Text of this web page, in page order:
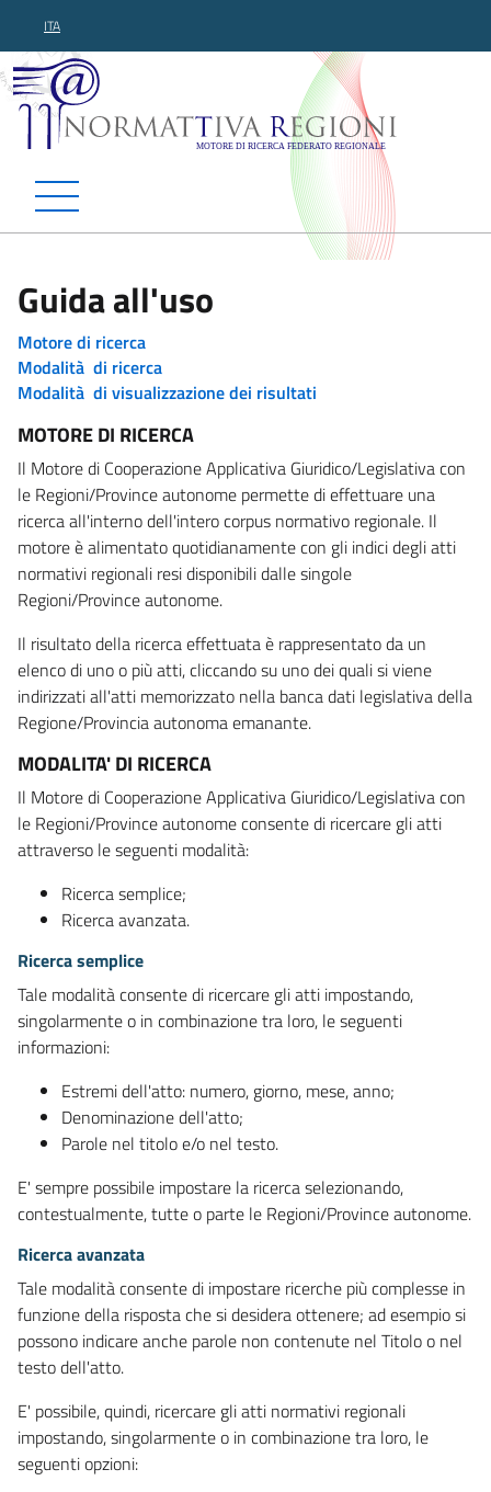
ITA
Normattiva Regioni -
Guida all'uso
Motore di ricerca
Modalità di ricerca
Modalità di visualizzazione dei risultati
MOTORE DI RICERCA
Il Motore di Cooperazione Applicativa Giuridico/Legislativa con
le Regioni/Province autonome permette di effettuare una
ricerca all'interno dell'intero corpus normativo regionale. Il
motore è alimentato quotidianamente con gli indici degli atti
normativi regionali resi disponibili dalle singole
Regioni/Province autonome.
Il risultato della ricerca effettuata è rappresentato da un
elenco di uno o più atti, cliccando su uno dei quali si viene
indirizzati all'atti memorizzato nella banca dati legislativa della
Regione/Provincia autonoma emanante.
MODALITA' DI RICERCA
Il Motore di Cooperazione Applicativa Giuridico/Legislativa con
le Regioni/Province autonome consente di ricercare gli atti
attraverso le seguenti modalità:
Ricerca semplice;
Ricerca avanzata.
Ricerca semplice
Tale modalità consente di ricercare gli atti impostando,
singolarmente o in combinazione tra loro, le seguenti
informazioni:
Estremi dell'atto: numero, giorno, mese, anno;
Denominazione dell'atto;
Parole nel titolo e/o nel testo.
E' sempre possibile impostare la ricerca selezionando,
contestualmente, tutte o parte le Regioni/Province autonome.
Ricerca avanzata
Tale modalità consente di impostare ricerche più complesse in
funzione della risposta che si desidera ottenere; ad esempio si
possono indicare anche parole non contenute nel Titolo o nel
testo dell'atto.
E' possibile, quindi, ricercare gli atti normativi regionali
impostando, singolarmente o in combinazione tra loro, le
seguenti opzioni: